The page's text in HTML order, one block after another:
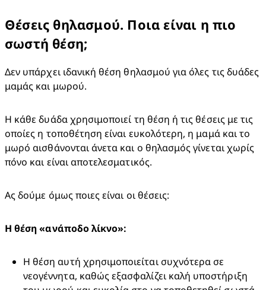
Θέσεις θηλασμού. Ποια είναι η πιο
σωστή θέση;
Δεν υπάρχει ιδανική θέση θηλασμού για όλες τις δυάδες
μαμάς και μωρού.
Η κάθε δυάδα χρησιμοποιεί τη θέση ή τις θέσεις με τις
οποίες η τοποθέτηση είναι ευκολότερη, η μαμά και το
μωρό αισθάνονται άνετα και ο θηλασμός γίνεται χωρίς
πόνο και είναι αποτελεσματικός.
Ας δούμε όμως ποιες είναι οι θέσεις:
Η θέση «ανάποδο λίκνο»:
Η θέση αυτή χρησιμοποιείται συχνότερα σε
νεογέννητα, καθώς εξασφαλίζει καλή υποστήριξη